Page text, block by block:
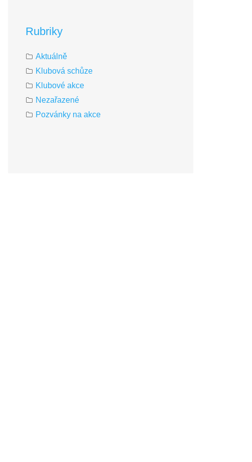
Rubriky
Aktuálně
Klubová schůze
Klubové akce
Nezařazené
Pozvánky na akce